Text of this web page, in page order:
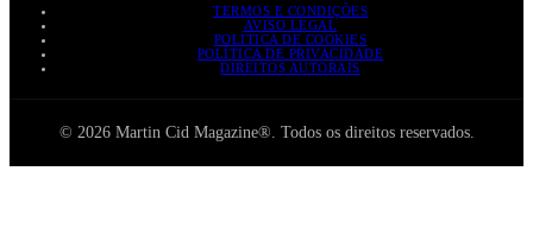
TERMOS E CONDIÇÕES
AVISO LEGAL
POLÍTICA DE COOKIES
POLÍTICA DE PRIVACIDADE
DIREITOS AUTORAIS
© 2026 Martin Cid Magazine®. Todos os direitos reservados.